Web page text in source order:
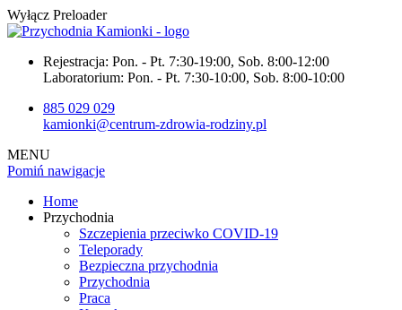
Wyłącz Preloader
Rejestracja: Pon. - Pt. 7:30-19:00, Sob. 8:00-12:00
Laboratorium: Pon. - Pt. 7:30-10:00, Sob. 8:00-10:00
885 029 029
kamionki@centrum-zdrowia-rodziny.pl
MENU
Pomiń nawigacje
Home
Przychodnia
Szczepienia przeciwko COVID-19
Teleporady
Bezpieczna przychodnia
Przychodnia
Praca